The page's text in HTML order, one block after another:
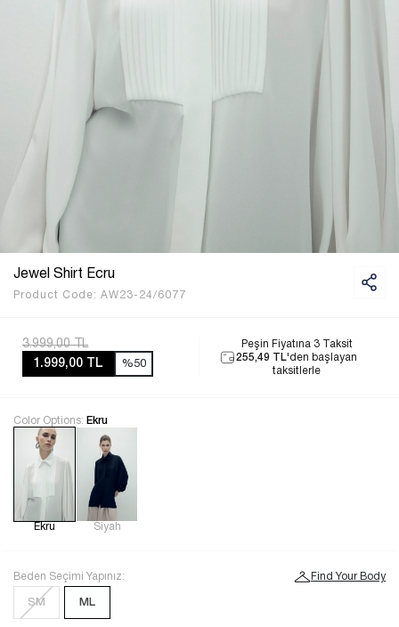
Jewel Shirt Ecru
Product Code: AW23-24/6077
3.999,00 TL
1.999,00 TL
%50
Peşin Fiyatına 3 Taksit
255,49 TL'den başlayan
taksitlerle
Color Options: Ekru
Ekru Siyah
Beden Seçimi Yapınız: Find Your Body
SM ML